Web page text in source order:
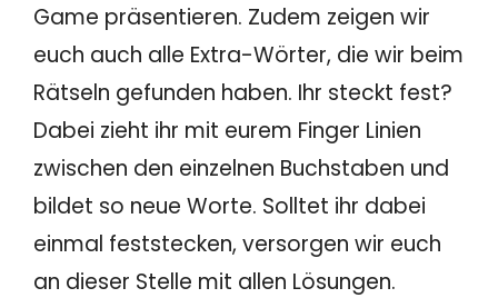
Game präsentieren. Zudem zeigen wir
euch auch alle Extra-Wörter, die wir beim
Rätseln gefunden haben. Ihr steckt fest?
Dabei zieht ihr mit eurem Finger Linien
zwischen den einzelnen Buchstaben und
bildet so neue Worte. Solltet ihr dabei
einmal feststecken, versorgen wir euch
an dieser Stelle mit allen Lösungen.